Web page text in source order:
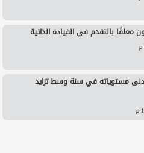
معلقًا بالتقدم في القيادة الذاتية
أدنى مستوياته في سنة وسط تزايد